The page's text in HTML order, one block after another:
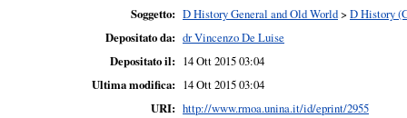
Soggetto: D History General and Old World> D History
Depositato da: dr Vincenzo De Luise
Depositato il: 14 Ott 2015 03:04
Ultima modifica: 14 Ott 2015 03:04
URI: http://www.rmoa.unina.it/id/eprint/2955